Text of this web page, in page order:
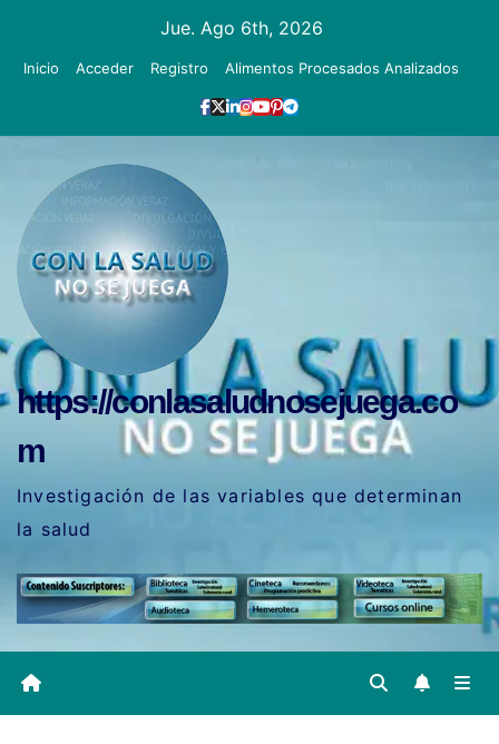
Jue. Ago 6th, 2026
Inicio Acceder Registro Alimentos Procesados Analizados
https://conlasaludnosejuega.co
m
Investigación de las variables que determinan
la salud